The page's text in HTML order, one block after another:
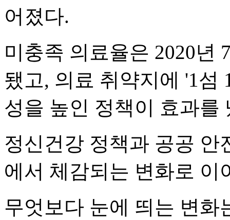
어졌다.
미충족 의료율은 2020년
됐고, 의료 취약지에 '1섬
성을 높인 정책이 효과를
정신건강 정책과 공공 안
에서 체감되는 변화로 이
무엇보다 눈에 띄는 변화